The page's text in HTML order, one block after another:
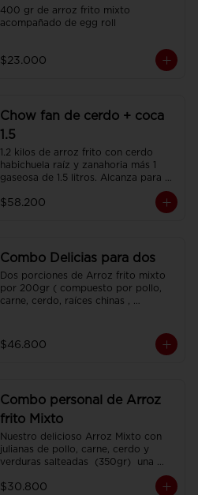
400 gr de arroz frito mixto
acompañado de egg roll
$23.000
Chow fan de cerdo + coca
1.5
1.2 kilos de arroz frito con cerdo
habichuela raíz y zanahoria más 1
gaseosa de 1.5 litros. Alcanza para 3
$58.200
Combo Delicias para dos
Dos porciones de Arroz frito mixto
por 200gr ( compuesto por pollo,
carne, cerdo, raíces chinas ,
200 gr , 2 Egg Roll  y 2 Coca Colas
Pet 400 ml.
$46.800
Combo personal de Arroz
frito Mixto
Nuestro delicioso Arroz Mixto con
julianas de pollo, carne, cerdo y
verduras salteadas  (350gr)  una
CocaCola pet 250ml.
$30.800